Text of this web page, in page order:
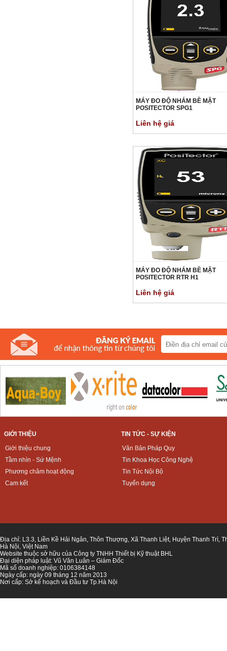
MÁY ĐO ĐỘ NHÁM BỀ MẶT
POSITECTOR SPG1
Liên hệ giá
MÁY ĐO ĐỘ NHÁM BỀ MẶT
POSITECTOR RTR H1
Liên hệ giá
GIỚI THIỆU
Giới thiệu chung
Tầm nhìn - Sứ Mệnh
Phương châm hoạt động
Cam kết
TIN TỨC - SỰ KIỆN
Văn Bản Pháp Quy
Tin Khoa Học Công Nghệ
Tin Tức Nội Bộ
Tuyển dụng
Địa chỉ: L3.3, Liền Kề Hải Ngân, Thôn Thượng, Xã Thanh Liệt, Huyện Thanh Trì,
Hà Nội, Việt Nam
Website thuộc sở hữu của Công ty TNHH Thiết bị Kỹ thuật BHL
Đại diện pháp luật: Vũ Văn Luân – Giám Đốc
Mã số doanh nghiệp: 0106384148
Ngày cấp: ngày 09 tháng 12 năm 2013
Nơi cấp: Sở kế hoạch và Đầu tư Tp.Hà Nội